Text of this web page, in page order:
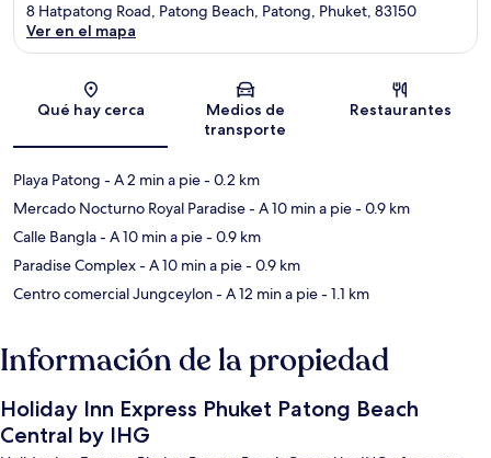
Sección del mapa
8 Hatpatong Road, Patong Beach, Patong, Phuket, 83150
Ver en el mapa
Qué hay cerca
Medios de
transporte
Restaurantes
Playa Patong - A 2 min a pie- 0.2 km
Mercado Nocturno Royal Paradise- A 10 min a pie- 0.9 km
Calle Bangla- A 10 min a pie- 0.9 km
Paradise Complex- A 10 min a pie- 0.9 km
Centro comercial Jungceylon- A 12 min a pie- 1.1 km
Información de la propiedad
Holiday Inn Express Phuket Patong Beach
Central by IHG